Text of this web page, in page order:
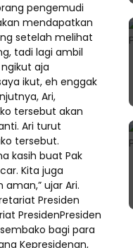
pengemudi
mendapatkan
setelah melihat
tadi lagi ambil
aja
ikut, eh enggak
Ari,
tersebut akan
Ari turut
tersebut.
kasih buat Pak
Kita juga
ujar Ari.
Presiden
PresidenPresiden
bagi para
Kepresidenan,